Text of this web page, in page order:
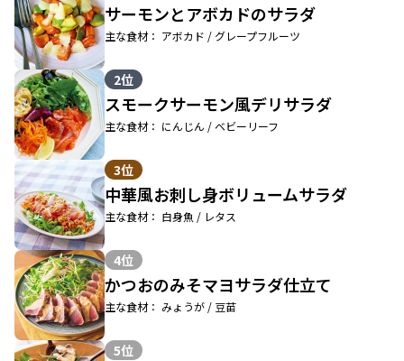
サーモンとアボカドのサラダ
主な食材： アボカド / グレープフルーツ
2位
スモークサーモン風デリサラダ
主な食材： にんじん / ベビーリーフ
3位
中華風お刺し身ボリュームサラダ
主な食材： 白身魚 / レタス
4位
かつおのみそマヨサラダ仕立て
主な食材： みょうが / 豆苗
5位